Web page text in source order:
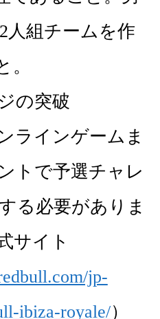
人組チームを作
。
の突破
ラインゲームま
トで予選チャレ
る必要がありま
サイト
jp-
ibiza-royale/）